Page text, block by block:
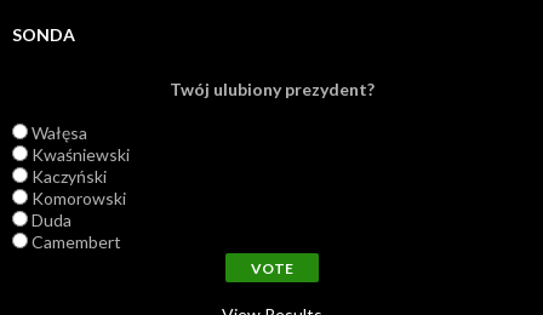
SONDA
Twój ulubiony prezydent?
Wałęsa
Kwaśniewski
Kaczyński
Komorowski
Duda
Camembert